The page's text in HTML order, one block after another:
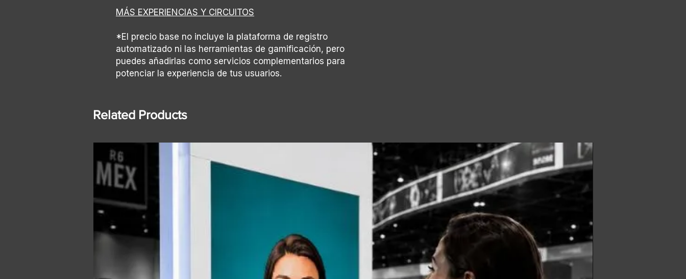
MÁS EXPERIENCIAS Y CIRCUITOS
*El precio base no incluye la plataforma de registro
automatizado ni las herramientas de gamificación, pero
puedes añadirlas como servicios complementarios para
potenciar la experiencia de tus usuarios.
Related Products